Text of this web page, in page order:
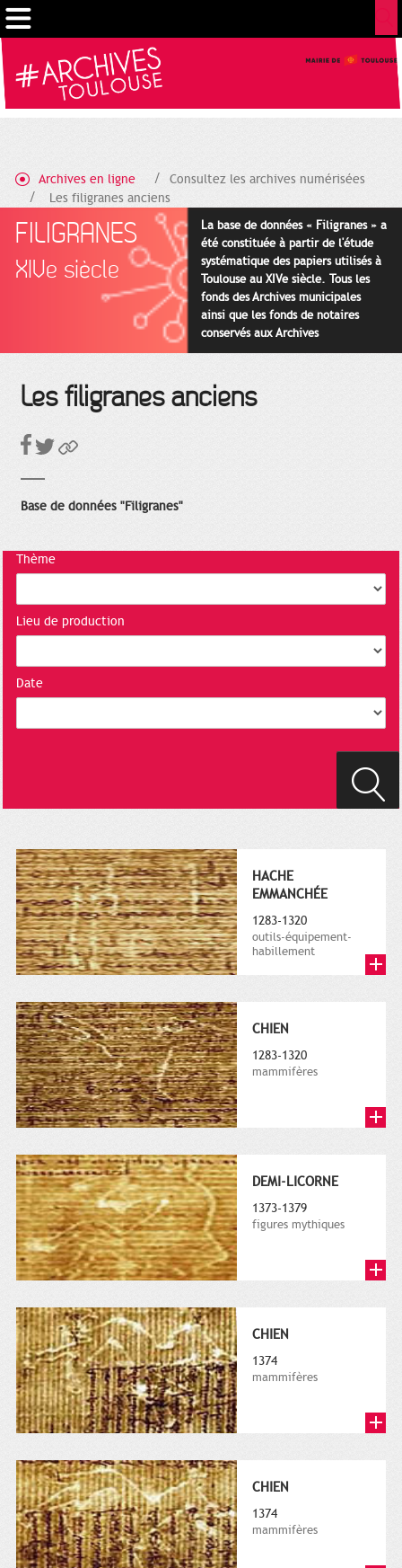
Archives en ligne
Consultez les archives numérisées
Les filigranes anciens
FILIGRANES
XIVe siècle
La base de données « Filigranes » a
été constituée à partir de l'étude
systématique des papiers utilisés à
Toulouse au XIVe siècle. Tous les
fonds des Archives municipales
ainsi que les fonds de notaires
conservés aux Archives
départementales pour cette
Les filigranes anciens
Base de données "Filigranes"
Thème
Lieu de production
Date
HACHE
EMMANCHÉE
1283-1320
outils-équipement-
habillement
CHIEN
1283-1320
mammifères
DEMI-LICORNE
1373-1379
figures mythiques
CHIEN
1374
mammifères
CHIEN
1374
mammifères
Gestion de vos préférences sur les cookies